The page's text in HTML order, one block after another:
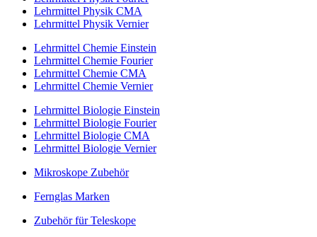
Lehrmittel Physik CMA
Lehrmittel Physik Vernier
Lehrmittel Chemie Einstein
Lehrmittel Chemie Fourier
Lehrmittel Chemie CMA
Lehrmittel Chemie Vernier
Lehrmittel Biologie Einstein
Lehrmittel Biologie Fourier
Lehrmittel Biologie CMA
Lehrmittel Biologie Vernier
Mikroskope Zubehör
Fernglas Marken
Zubehör für Teleskope